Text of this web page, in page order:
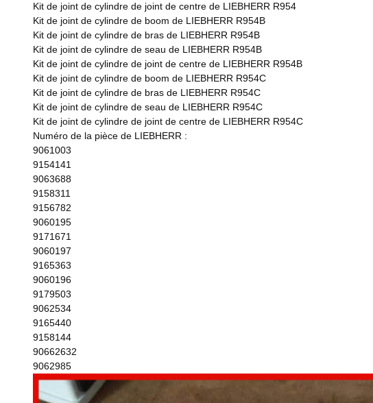
Kit de joint de cylindre de joint de centre de LIEBHERR R954
Kit de joint de cylindre de boom de LIEBHERR R954B
Kit de joint de cylindre de bras de LIEBHERR R954B
Kit de joint de cylindre de seau de LIEBHERR R954B
Kit de joint de cylindre de joint de centre de LIEBHERR R954B
Kit de joint de cylindre de boom de LIEBHERR R954C
Kit de joint de cylindre de bras de LIEBHERR R954C
Kit de joint de cylindre de seau de LIEBHERR R954C
Kit de joint de cylindre de joint de centre de LIEBHERR R954C
Numéro de la pièce de LIEBHERR :
9061003
9154141
9063688
9158311
9156782
9060195
9171671
9060197
9165363
9060196
9179503
9062534
9165440
9158144
90662632
9062985